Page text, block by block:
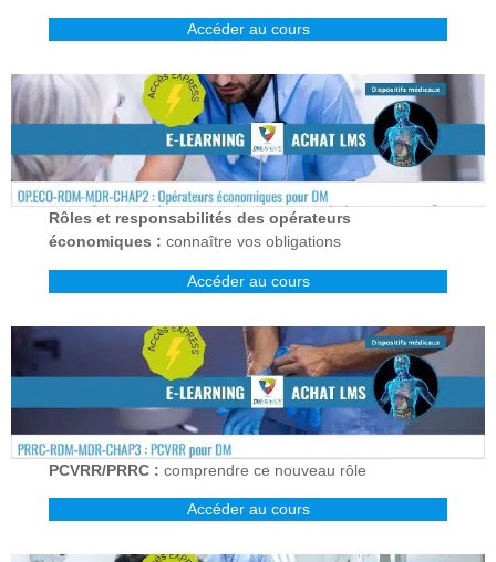
Accéder au cours
Rôles et responsabilités des opérateurs
économiques :connaître vos obligations
Accéder au cours
PCVRR/PRRC : comprendre ce nouveau rôle
Accéder au cours